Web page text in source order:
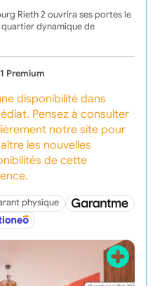
Rieth 2 ouvrira ses portes le
quartier dynamique de
Premium
disponibilité dans
Pensez à consulter
notre site pour
les nouvelles
de cette
physique